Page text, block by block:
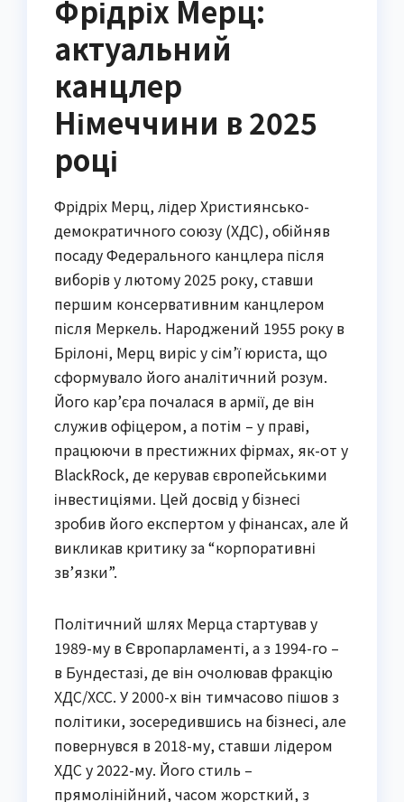
Фрідріх Мерц:
актуальний
канцлер
Німеччини в 2025
році
Фрідріх Мерц, лідер Християнсько-
демократичного союзу (ХДС), обійняв
посаду Федерального канцлера після
виборів у лютому 2025 року, ставши
першим консервативним канцлером
після Меркель. Народжений 1955 року в
Брілоні, Мерц виріс у сім’ї юриста, що
сформувало його аналітичний розум.
Його кар’єра почалася в армії, де він
служив офіцером, а потім – у праві,
працюючи в престижних фірмах, як-от у
BlackRock, де керував європейськими
інвестиціями. Цей досвід у бізнесі
зробив його експертом у фінансах, але й
викликав критику за “корпоративні
зв’язки”.
Політичний шлях Мерца стартував у
1989-му в Європарламенті, а з 1994-го –
в Бундестазі, де він очолював фракцію
ХДС/ХСС. У 2000-х він тимчасово пішов з
політики, зосередившись на бізнесі, але
повернувся в 2018-му, ставши лідером
ХДС у 2022-му. Його стиль –
прямолінійний, часом жорсткий, з